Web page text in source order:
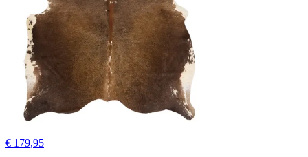
€ 179,95